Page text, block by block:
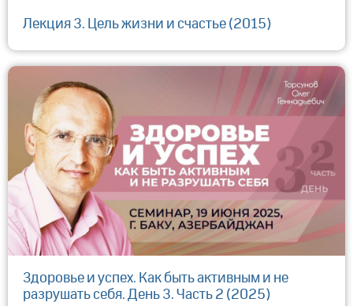
Лекция 3. Цель жизни и счастье (2015)
Здоровье и успех. Как быть активным и не
разрушать себя. День 3. Часть 2 (2025)